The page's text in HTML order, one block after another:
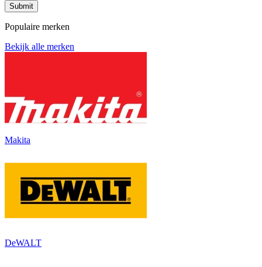
Submit
Populaire merken
Bekijk alle merken
Makita
DeWALT